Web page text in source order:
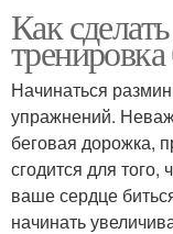
Как
Начинаться
упражнений.
беговая дорожка,
сгодится для
ваше сердце
начинать